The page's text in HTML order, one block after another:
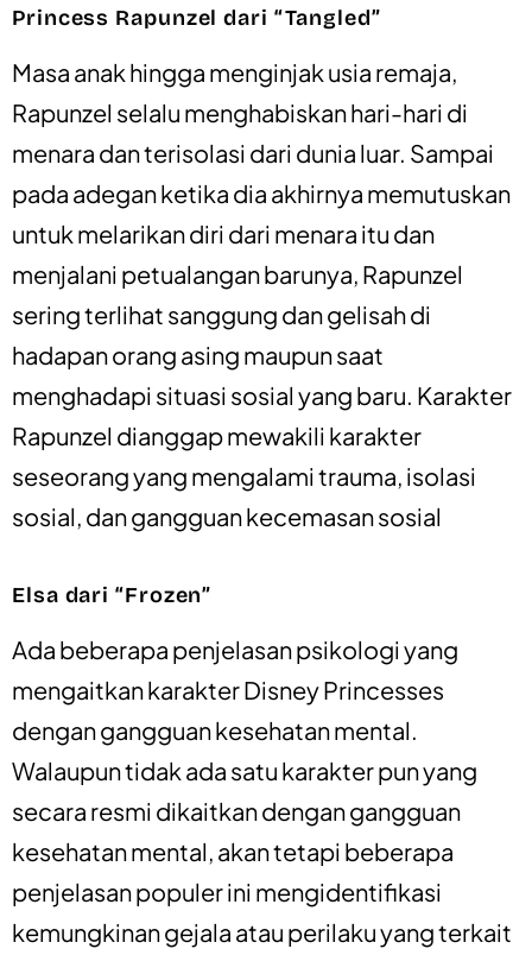
Princess Rapunzel dari “Tangled”
Masa anak hingga menginjak usia remaja,
Rapunzel selalu menghabiskan hari-hari di
menara dan terisolasi dari dunia luar. Sampai
pada adegan ketika dia akhirnya memutuskan
untuk melarikan diri dari menara itu dan
menjalani petualangan barunya, Rapunzel
sering terlihat sanggung dan gelisah di
hadapan orang asing maupun saat
menghadapi situasi sosial yang baru. Karakter
Rapunzel dianggap mewakili karakter
seseorang yang mengalami trauma, isolasi
sosial, dan gangguan kecemasan sosial
Elsa dari “Frozen”
Ada beberapa penjelasan psikologi yang
mengaitkan karakter Disney Princesses
dengan gangguan kesehatan mental.
Walaupun tidak ada satu karakter pun yang
secara resmi dikaitkan dengan gangguan
kesehatan mental, akan tetapi beberapa
penjelasan populer ini mengidentifikasi
kemungkinan gejala atau perilaku yang terkait